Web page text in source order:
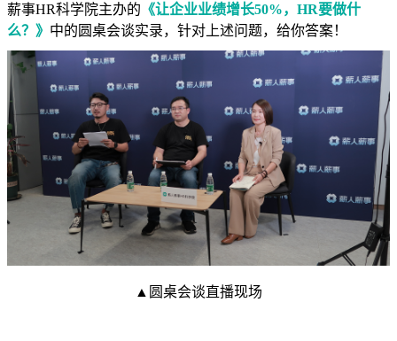
薪事HR科学院主办的 《让企业业绩增长50%，HR要做什
么？》 中的圆桌会谈实录，针对上述问题，给你答案！
▲圆桌会谈直播现场